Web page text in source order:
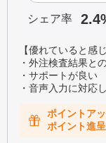
シェア率
【優れていると感
・外注検査結果と
・サポートが良い
・音声入力に対応
ポイントア
ポイント進呈